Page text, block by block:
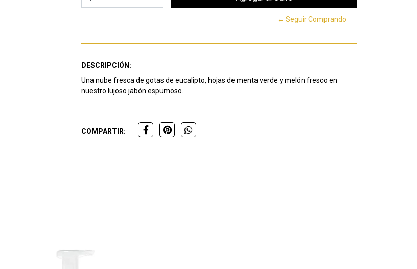
← Seguir Comprando
DESCRIPCIÓN:
Una nube fresca de gotas de eucalipto, hojas de menta verde y melón fresco en
nuestro lujoso jabón espumoso.
COMPARTIR: